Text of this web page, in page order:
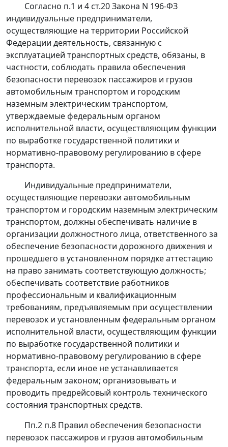
Согласно п.1 и 4 ст.20Закона N 196-ФЗ
индивидуальные предприниматели,
осуществляющие на территории Российской
Федерации деятельность, связанную с
эксплуатацией транспортных средств, обязаны, в
частности, соблюдать правила обеспечения
безопасности перевозок пассажиров и грузов
автомобильным транспортом и городским
наземным электрическим транспортом,
утверждаемые федеральным органом
исполнительной власти, осуществляющим функции
по выработке государственной политики и
нормативно-правовому регулированию в сфере
транспорта.
Индивидуальные предприниматели,
осуществляющие перевозки автомобильным
транспортом и городским наземным электрическим
транспортом, должны обеспечивать наличие в
организации должностного лица, ответственного за
обеспечение безопасности дорожного движения и
прошедшего в установленном порядке аттестацию
на право занимать соответствующую должность;
обеспечивать соответствие работников
профессиональным и квалификационным
требованиям, предъявляемым при осуществлении
перевозок и установленным федеральным органом
исполнительной власти, осуществляющим функции
по выработке государственной политики и
нормативно-правовому регулированию в сфере
транспорта, если иное не устанавливается
федеральным законом; организовывать и
проводить предрейсовый контроль технического
состояния транспортных средств.
Пп.2 п.8 Правил обеспечения безопасности
перевозок пассажиров и грузов автомобильным